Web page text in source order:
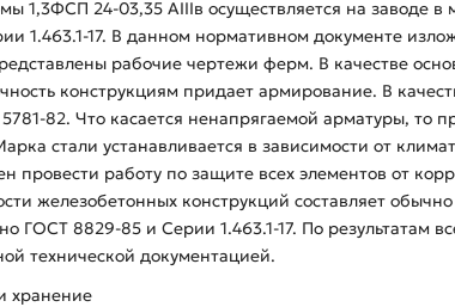
1,3ФСП 24-03,35 АIIIв осуществляется на заводе в
1.463.1-17. В данном нормативном документе
рабочие чертежи ферм. В качестве
конструкциям придает армирование. В
82. Что касается ненапрягаемой арматуры, то
стали устанавливается в зависимости от
провести работу по защите всех элементов от
железобетонных конструкций составляет
ГОСТ 8829-85 и Серии 1.463.1-17. По
технической документацией.
хранение